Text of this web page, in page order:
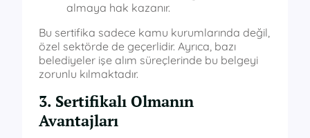
almaya hak kazanır.
Bu sertifika sadece kamu kurumlarında değil,
özel sektörde de geçerlidir. Ayrıca, bazı
belediyeler işe alım süreçlerinde bu belgeyi
zorunlu kılmaktadır.
3. Sertifikalı Olmanın
Avantajları